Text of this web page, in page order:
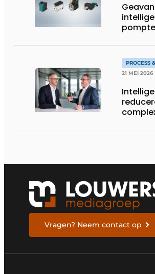
PROCESS
21 MEI 2026
Vragen? Neem contact op